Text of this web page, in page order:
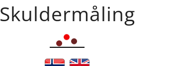
Skuldermåling